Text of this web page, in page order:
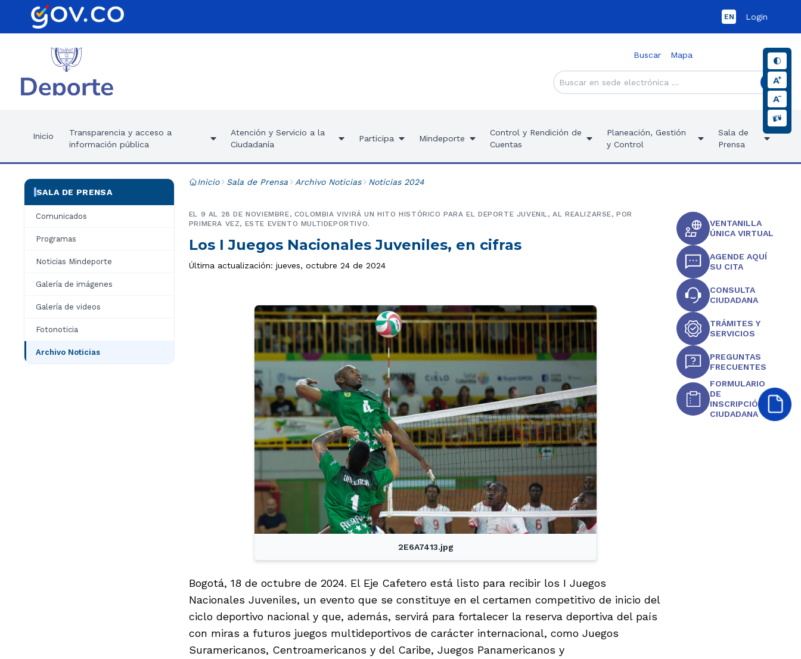
EN Login
Buscar Mapa
Inicio
Transparencia y acceso a
información pública
Atención y Servicio a la
Ciudadanía
Participa Mindeporte
Control y Rendición de
Cuentas
Planeación, Gestión
y Control
Sala de
Prensa
SALA DE PRENSA
Comunicados
Programas
Noticias Mindeporte
Galería de imágenes
Galería de videos
Fotonoticia
Archivo Noticias
Inicio Sala de Prensa Archivo Noticias Noticias 2024
Los I Juegos Nacionales Juveniles, en cifras
EL 9 AL 28 DE NOVIEMBRE, COLOMBIA VIVIRÁ UN HITO HISTÓRICO PARA EL DEPORTE JUVENIL, AL REALIZARSE, POR
PRIMERA VEZ, ESTE EVENTO MULTIDEPORTIVO.
Última actualización: jueves, octubre 24 de 2024
2E6A7413.jpg
Bogotá, 18 de octubre de 2024. El Eje Cafetero está listo para recibir los I Juegos
Nacionales Juveniles, un evento que se constituye en el certamen competitivo de inicio del
ciclo deportivo nacional y que, además, servirá para fortalecer la reserva deportiva del país
con miras a futuros juegos multideportivos de carácter internacional, como Juegos
Suramericanos, Centroamericanos y del Caribe, Juegos Panamericanos y
VENTANILLA
ÚNICA VIRTUAL
AGENDE AQUÍ
SU CITA
CONSULTA
CIUDADANA
TRÁMITES Y
SERVICIOS
PREGUNTAS
FRECUENTES
FORMULARIO
DE
INSCRIPCIÓN
CIUDADANA